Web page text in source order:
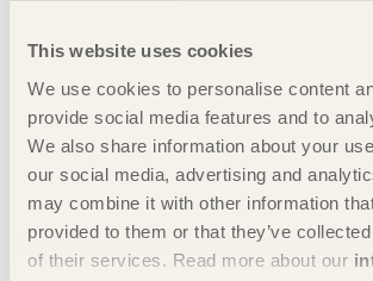
This website uses cookies
We use cookies to personalise content
provide social media features and to
We also share information about your
our social media, advertising and
may combine it with other information
provided to them or that they’ve
of their services. Read more about our